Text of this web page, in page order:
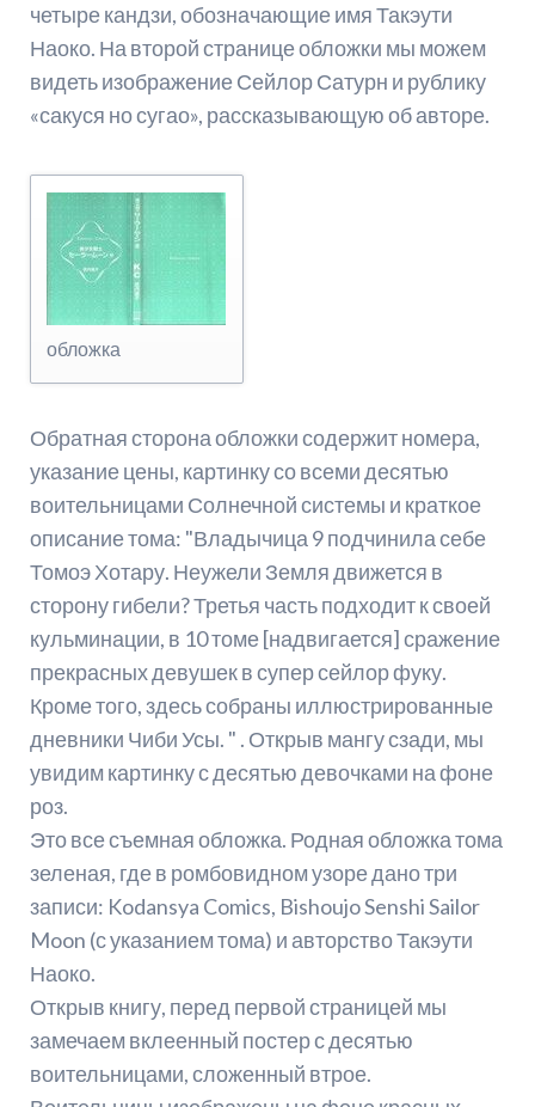
четыре кандзи, обозначающие имя Такэути
Наоко. На второй странице обложки мы можем
видеть изображение Сейлор Сатурн и рублику
«сакуся но сугао», рассказывающую об авторе.
обложка
Обратная сторона обложки содержит номера,
указание цены, картинку со всеми десятью
воительницами Солнечной системы и краткое
описание тома: "Владычица 9 подчинила себе
Томоэ Хотару. Неужели Земля движется в
сторону гибели? Третья часть подходит к своей
кульминации, в 10 томе [надвигается] сражение
прекрасных девушек в супер сейлор фуку.
Кроме того, здесь собраны иллюстрированные
дневники Чиби Усы. " . Открыв мангу сзади, мы
увидим картинку с десятью девочками на фоне
роз.
Это все съемная обложка. Родная обложка тома
зеленая, где в ромбовидном узоре дано три
записи: Kodansya Comics, Bishoujo Senshi Sailor
Moon (с указанием тома) и авторство Такэути
Наоко.
Открыв книгу, перед первой страницей мы
замечаем вклеенный постер с десятью
воительницами, сложенный втрое.